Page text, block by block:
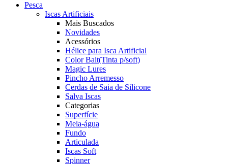
Pesca
Iscas Artificiais
Mais Buscados
Novidades
Acessórios
Hélice para Isca Artificial
Color Bait(Tinta p/soft)
Magic Lures
Pincho Arremesso
Cerdas de Saia de Silicone
Salva Iscas
Categorias
Superfície
Meia-água
Fundo
Articulada
Iscas Soft
Spinner